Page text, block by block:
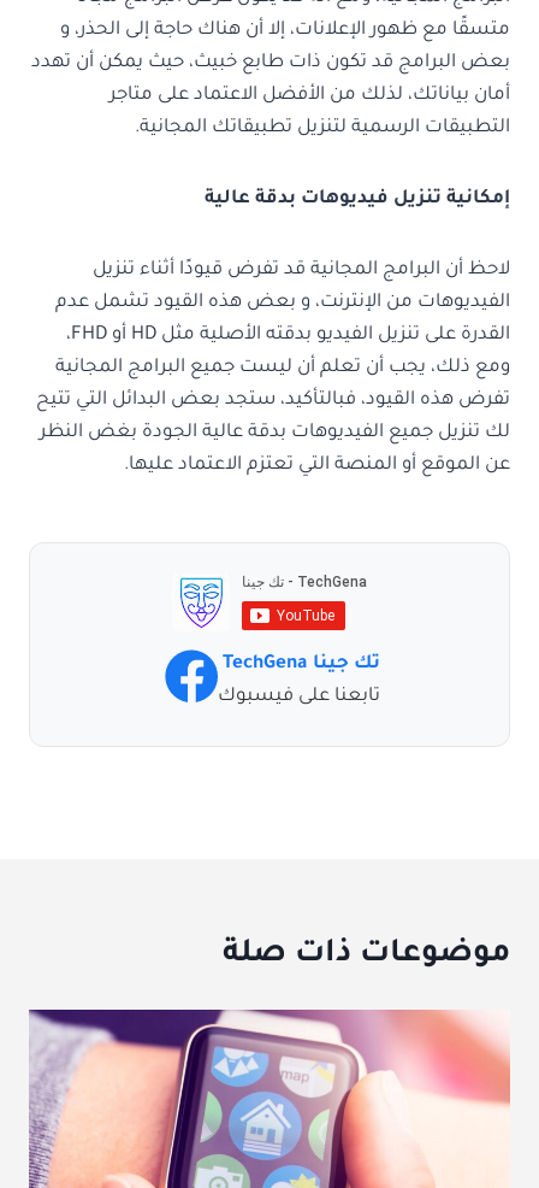
متسقًا مع ظهور الإعلانات، إلا أن هناك حاجة إلى الحذر، و
بعض البرامج قد تكون ذات طابع خبيث، حيث يمكن أن تهدد
أمان بياناتك، لذلك من الأفضل الاعتماد على متاجر
التطبيقات الرسمية لتنزيل تطبيقاتك المجانية.
إمكانية تنزيل فيديوهات بدقة عالية
لاحظ أن البرامج المجانية قد تفرض قيودًا أثناء تنزيل
الفيديوهات من الإنترنت، و بعض هذه القيود تشمل عدم
القدرة على تنزيل الفيديو بدقته الأصلية مثل HD أو FHD،
ومع ذلك، يجب أن تعلم أن ليست جميع البرامج المجانية
تفرض هذه القيود، فبالتأكيد، ستجد بعض البدائل التي تتيح
لك تنزيل جميع الفيديوهات بدقة عالية الجودة بغض النظر
عن الموقع أو المنصة التي تعتزم الاعتماد عليها.
تك جينا TechGena
تابعنا على فيسبوك
موضوعات ذات صلة